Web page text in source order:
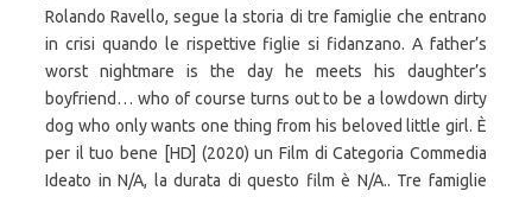
Rolando Ravello, segue la storia di tre famiglie che entrano
in crisi quando le rispettive figlie si fidanzano. A father’s
worst nightmare is the day he meets his daughter’s
boyfriend… who of course turns out to be a lowdown dirty
dog who only wants one thing from his beloved little girl. È
per il tuo bene [HD] (2020) un Film di Categoria Commedia
Ideato in N/A, la durata di questo film è N/A.. Tre famiglie